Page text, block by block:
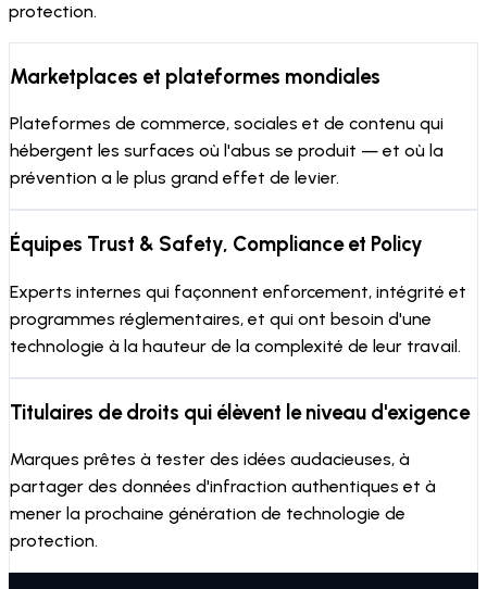
protection.
Marketplaces et plateformes mondiales
Plateformes de commerce, sociales et de contenu qui
hébergent les surfaces où l'abus se produit — et où la
prévention a le plus grand effet de levier.
Équipes Trust & Safety, Compliance et Policy
Experts internes qui façonnent enforcement, intégrité et
programmes réglementaires, et qui ont besoin d'une
technologie à la hauteur de la complexité de leur travail.
Titulaires de droits qui élèvent le niveau d'exigence
Marques prêtes à tester des idées audacieuses, à
partager des données d'infraction authentiques et à
mener la prochaine génération de technologie de
protection.